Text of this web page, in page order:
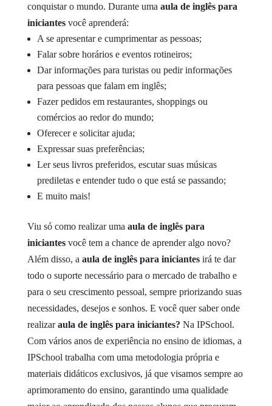
conquistar o mundo. Durante uma aula de inglês para
iniciantes você aprenderá:
A se apresentar e cumprimentar as pessoas;
Falar sobre horários e eventos rotineiros;
Dar informações para turistas ou pedir informações
para pessoas que falam em inglês;
Fazer pedidos em restaurantes, shoppings ou
comércios ao redor do mundo;
Oferecer e solicitar ajuda;
Expressar suas preferências;
Ler seus livros preferidos, escutar suas músicas
prediletas e entender tudo o que está se passando;
E muito mais!
Viu só como realizar uma aula de inglês para
iniciantes você tem a chance de aprender algo novo?
Além disso, a aula de inglês para iniciantesirá te dar
todo o suporte necessário para o mercado de trabalho e
para o seu crescimento pessoal, sempre priorizando suas
necessidades, desejos e sonhos. E você quer saber onde
realizaraula de inglês para iniciantes? Na IPSchool.
Com vários anos de experiência no ensino de idiomas, a
IPSchool trabalha com uma metodologia própria e
materiais didáticos exclusivos, já que visamos sempre ao
aprimoramento do ensino, garantindo uma qualidade